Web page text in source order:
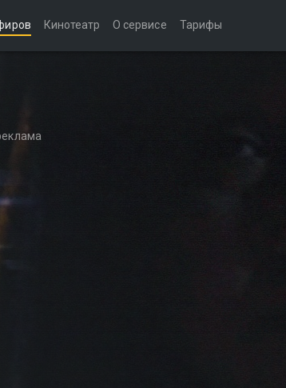
Кинотеатр О сервисе Тарифы